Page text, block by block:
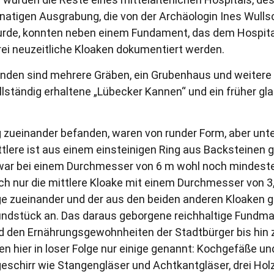
Ausgrabung, die von der Archäologin Ines
konnten neben einem Fundament, das dem
neuzeitliche Kloaken dokumentiert werden.
sind mehrere Gräben, ein Grubenhaus und
erhaltene „Lübecker Kannen“ und ein früher
befanden, waren von runder Form, aber
ist aus einem einsteinigen Ring aus Backsteinen
bei einem Durchmesser von 6 m wohl noch
nur die mittlere Kloake mit einem Durchmesser von
zueinander und der aus den beiden anderen
an. Das daraus geborgene reichhaltige
Ernährungsgewohnheiten der Stadtbürger bis hin
hier in loser Folge nur einige genannt: Kochgefäße
wie Stangengläser und Achtkantgläser, drei